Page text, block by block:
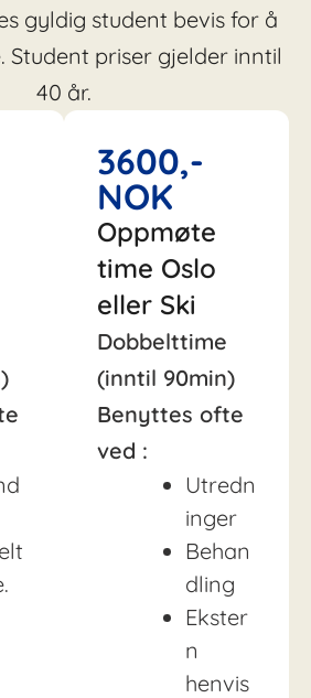
gyldig student bevis for å
Student priser gjelder inntil
40 år.
3600,-
NOK
Oppmøte
time Oslo
eller Ski
Dobbelttime
(inntil 90min)
Benyttes ofte
ved :
Utredn
inger
Behan
dling
Ekster
n
henvis